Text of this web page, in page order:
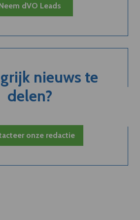
dVO Leads
nieuws te
delen?
onze redactie